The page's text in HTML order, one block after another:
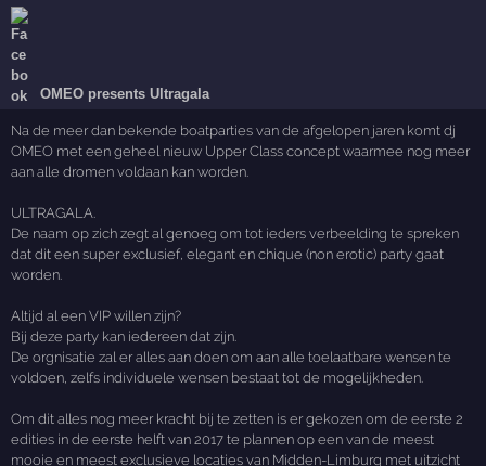
OMEO presents Ultragala
Na de meer dan bekende boatparties van de afgelopen jaren komt dj
OMEO met een geheel nieuw Upper Class concept waarmee nog meer
aan alle dromen voldaan kan worden.
ULTRAGALA.
De naam op zich zegt al genoeg om tot ieders verbeelding te spreken
dat dit een super exclusief, elegant en chique (non erotic) party gaat
worden.
Altijd al een VIP willen zijn?
Bij deze party kan iedereen dat zijn.
De orgnisatie zal er alles aan doen om aan alle toelaatbare wensen te
voldoen, zelfs individuele wensen bestaat tot de mogelijkheden.
Om dit alles nog meer kracht bij te zetten is er gekozen om de eerste 2
edities in de eerste helft van 2017 te plannen op een van de meest
mooie en meest exclusieve locaties van Midden-Limburg met uitzicht